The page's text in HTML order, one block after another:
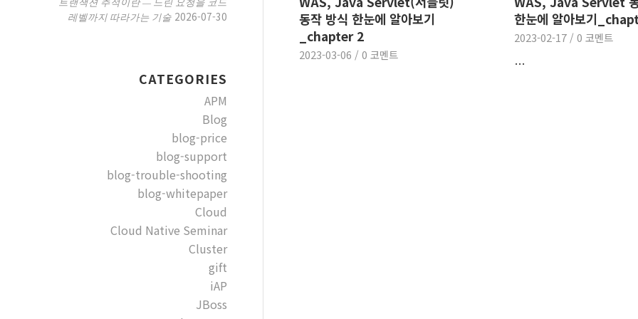
동작 방식 한눈에 알아보기
_chapter 2
2023-03-06 / 0 코멘트
한눈에 알아보기
2023-02-17 / 0 코멘트
…
레벨까지 따라가는 기술 2026-07-30
CATEGORIES
APM
Blog
blog-price
blog-support
blog-trouble-shooting
blog-whitepaper
Cloud
Cloud Native Seminar
Cluster
gift
iAP
JBoss